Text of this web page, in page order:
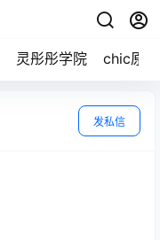
灵彤彤学院 chic原醉
发私信